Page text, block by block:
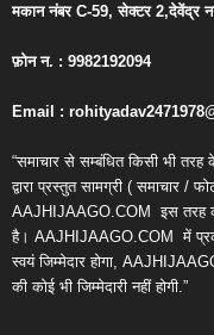
मकान नंबरC-59,सेक्टर2,देवेंद्र
फ़ोन न. : 9982192094
Email :
“समाचार से सम्बंधित किसी भी
द्वारा प्रस्तुत सामग्री ( समाचार /
AAJHIJAAGO.COM इस तरह
है। AAJHIJAAGO.COM में
स्वयं जिम्मेदार होगा,
की कोई भी जिम्मेदारी नहीं होगी.”